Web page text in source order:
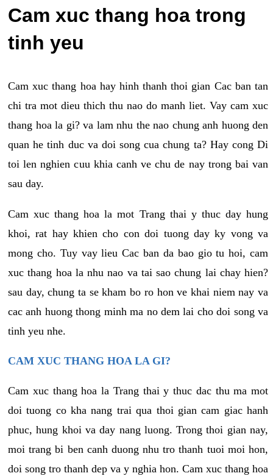
Cam xuc thang hoa trong
tinh yeu
Cam xuc thang hoa hay hinh thanh thoi gian Cac ban tan
chi tra mot dieu thich thu nao do manh liet. Vay cam xuc
thang hoa la gi? va lam nhu the nao chung anh huong den
quan he tinh duc va doi song cua chung ta? Hay cong Di
toi len nghien cuu khia canh ve chu de nay trong bai van
sau day.
Cam xuc thang hoa la mot Trang thai y thuc day hung
khoi, rat hay khien cho con doi tuong day ky vong va
mong cho. Tuy vay lieu Cac ban da bao gio tu hoi, cam
xuc thang hoa la nhu nao va tai sao chung lai chay hien?
sau day, chung ta se kham bo ro hon ve khai niem nay va
cac anh huong thong minh ma no dem lai cho doi song va
tinh yeu nhe.
CAM XUC THANG HOA LA GI?
Cam xuc thang hoa la Trang thai y thuc dac thu ma mot
doi tuong co kha nang trai qua thoi gian cam giac hanh
phuc, hung khoi va day nang luong. Trong thoi gian nay,
moi trang bi ben canh duong nhu tro thanh tuoi moi hon,
doi song tro thanh dep va y nghia hon. Cam xuc thang hoa